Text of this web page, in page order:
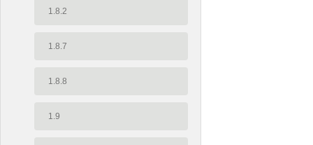
1.8.2
1.8.7
1.8.8
1.9